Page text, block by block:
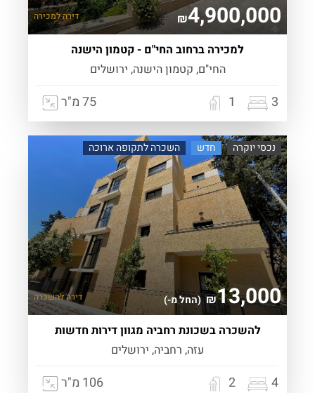
₪4,900,000 דירהלמכירה
למכירה ברחוב החי"ם - קטמון הישנה
החי"ם, קטמון הישנה, ירושלים
3
1 75 מ"ר
נכסי יוקרה חדש השכרה לתקופה ארוכה
₪13,000 (החל מ-) דירהלהשכרה
להשכרה בשכונת רחביה מגוון דירות חדשות
עזה, רחביה, ירושלים
4
2 106 מ"ר